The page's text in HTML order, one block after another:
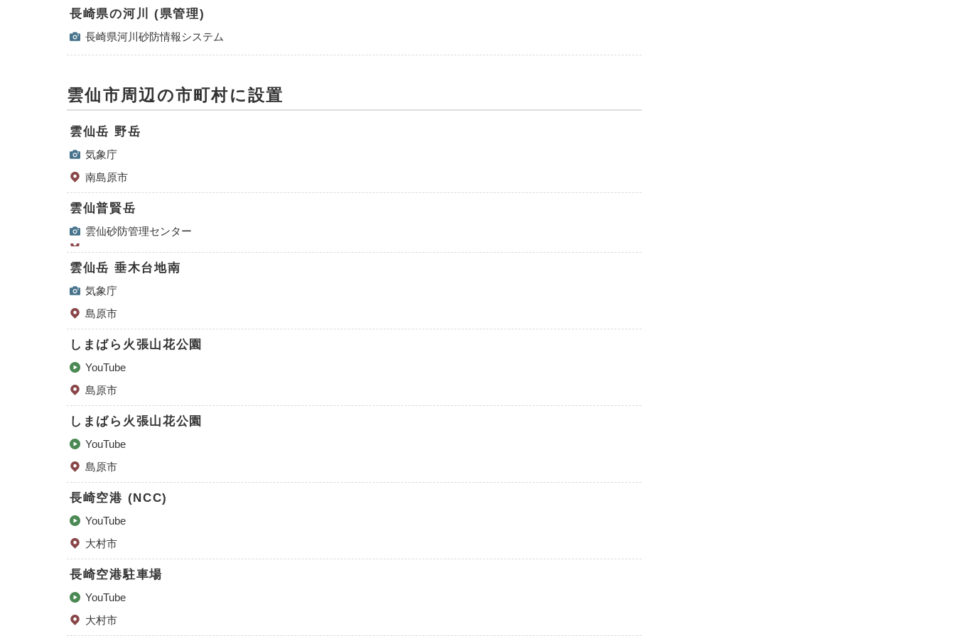
長崎県の河川 (県管理)
長崎県河川砂防情報システム
雲仙市周辺の市町村に設置
雲仙岳 野岳
気象庁
南島原市
雲仙普賢岳
雲仙砂防管理センター
雲仙岳 垂木台地南
気象庁
島原市
しまばら火張山花公園
YouTube
島原市
しまばら火張山花公園
YouTube
島原市
長崎空港 (NCC)
YouTube
大村市
長崎空港駐車場
YouTube
大村市